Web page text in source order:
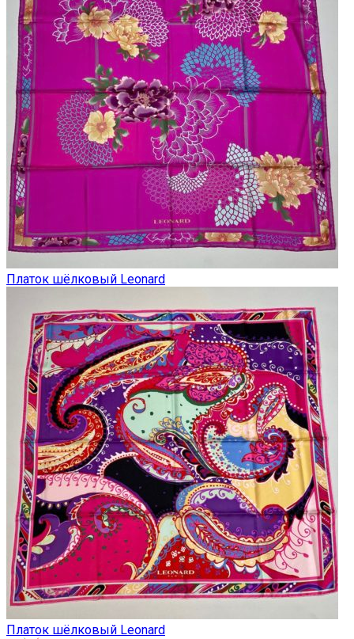
Платок шёлковый Leonard
Платок шёлковый Leonard